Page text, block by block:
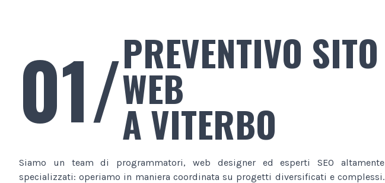
01/PREVENTIVO SITO
WEB
A VITERBO
Siamo un team di programmatori, web designer ed esperti SEO altamente
specializzati: operiamo in maniera coordinata su progetti diversificati e complessi.